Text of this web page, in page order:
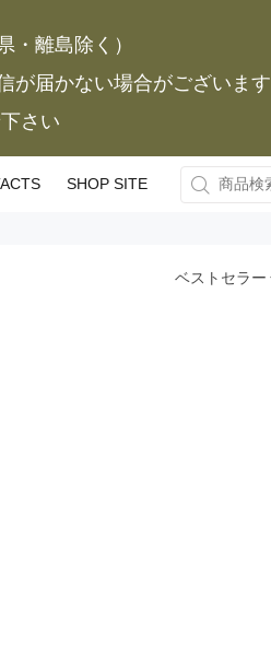
・離島除く）
が届かない場合がございます
さい
SHOP SITE